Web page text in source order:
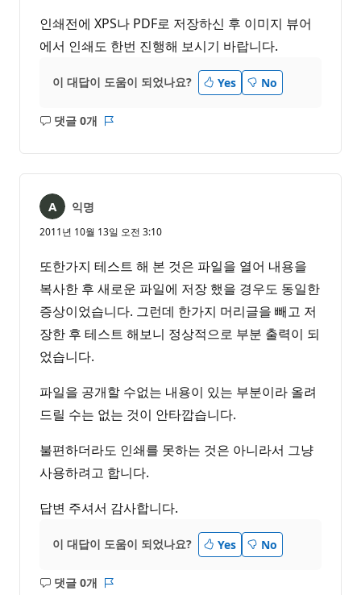
인쇄전에 XPS나 PDF로 저장하신 후 이미지 뷰어
에서 인쇄도 한번 진행해 보시기 바랍니다.
이 대답이 도움이 되었나요? Yes No
댓글 0개
설
음
익명
2011년 10월 13일 오전 3:10
또한가지 테스트 해 본 것은 파일을 열어 내용을
복사한 후 새로운 파일에 저장 했을 경우도 동일한
증상이었습니다. 그런데 한가지 머리글을 빼고 저
장한 후 테스트 해보니 정상적으로 부분 출력이 되
었습니다.
파일을 공개할 수없는 내용이 있는 부분이라 올려
드릴 수는 없는 것이 안타깝습니다.
불편하더라도 인쇄를 못하는 것은 아니라서 그냥
사용하려고 합니다.
답변 주셔서 감사합니다.
이 대답이 도움이 되었나요? Yes No
댓글 0개
설